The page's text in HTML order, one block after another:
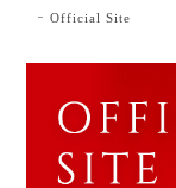
Official Site